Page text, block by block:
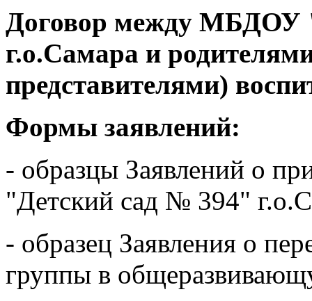
Договор между МБДОУ
г.о.Самара и
представителями)
Формы заявлений:
- образцы Заявлений о
"Детский сад № 394"
- образец Заявления о
группы в